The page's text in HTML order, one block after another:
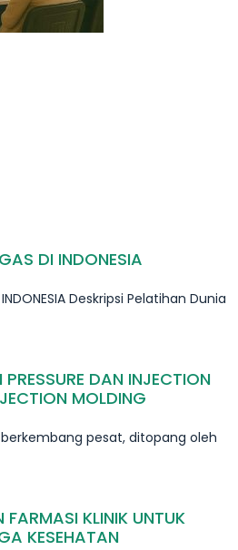
DI INDONESIA
INDONESIA Deskripsi Pelatihan Dunia
DAN INJECTION
MOLDING
pesat, ditopang oleh
FARMASI KLINIK UNTUK
KESEHATAN